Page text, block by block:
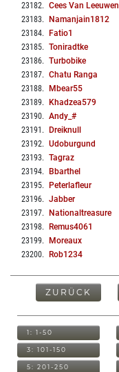
23182. Cees Van Leeuwen
23183. Namanjain1812
23184. Fatio1
23185. Toniradtke
23186. Turbobike
23187. Chatu Ranga
23188. Mbear55
23189. Khadzea579
23190. Andy_#
23191 . Dreiknull
23192. Udoburgund
23193. Tagraz
23194. Bbarthel
23195. Peterlafleur
23196. Jabber
23197. Nationaltreasure
23198. Remus4061
23199. Moreaux
23200. Rob1234
ZURÜCK
1: 1-50
3: 101-150
5: 201-250